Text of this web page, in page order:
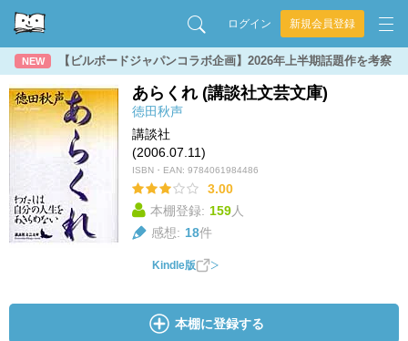
ログイン 新規会員登録
NEW 【ビルボードジャパンコラボ企画】2026年上半期話題作を考察
あらくれ (講談社文芸文庫)
徳田秋声
講談社
(2006.07.11)
ISBN・EAN: 9784061984486
3.00
本棚登録: 159人
感想: 18件
Kindle版
本棚に登録する